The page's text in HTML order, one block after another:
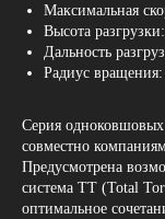
Максимальная
Высота
Дальность
Радиус
Серия одноковшовых
совместно
Предусмотрена
система ТТ (Total
оптимальное